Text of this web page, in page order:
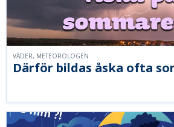
Därför bildas åska ofta
VÄDER, METEOROLOGEN